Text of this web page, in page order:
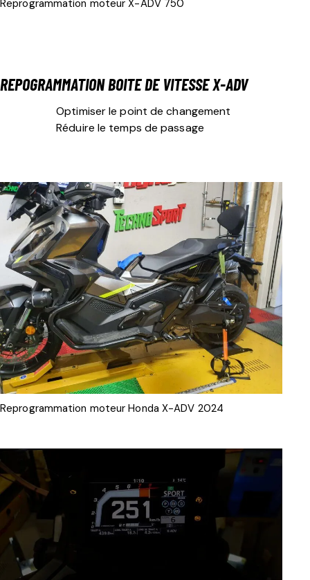
Reprogrammation moteur X-ADV 750
REPOGRAMMATION BOITE DE VITESSEX-ADV
Optimiser le point de changement
Réduire le temps de passage
Reprogrammation moteur Honda X-ADV 2024